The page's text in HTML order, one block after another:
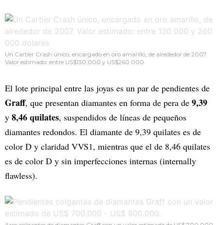
Un Cartier Crash único, encargado en oro amarillo, de alrededor de 2007.
Valor estimado: entre US$130.000 y US$260.000.
El lote principal entre las joyas es un par de pendientes de
Graff, que presentan diamantes en forma de pera de 9,39
y 8,46 quilates, suspendidos de líneas de pequeños
diamantes redondos. El diamante de 9,39 quilates es de
color D y claridad VVS1, mientras que el de 8,46 quilates
es de color D y sin imperfecciones internas (internally
flawless).